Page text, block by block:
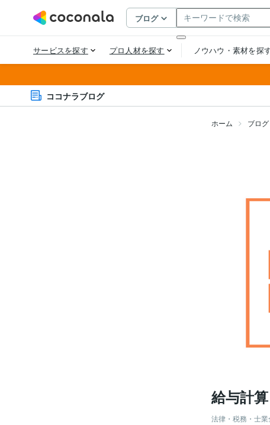
ココナラブログ
ホーム ブロ
給与計
法律・税務・士業